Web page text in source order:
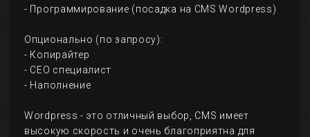
- Программирование (посадка на CMS Wordpress)
Опционально (по запросу):
- Копирайтер
- СЕО специалист
- Наполнение
Wordpress - это отличный выбор, CMS имеет
высокую скорость и очень благоприятна для